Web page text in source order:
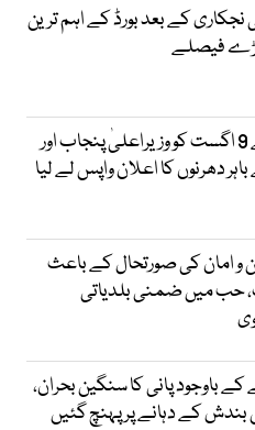
کے بعد بورڈ کے اہم ترین
فیصلے
حافظ نعیم نے 9 اگست کو وزیراعلیٰ پنجاب اور
باہر دھرنوں کا اعلان واپس لے لیا
و امان کی صورتحال کے باعث
حب میں ضمنی بلدیاتی
باوجود پانی کا سنگین بحران،